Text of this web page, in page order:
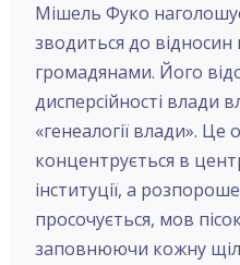
Мішель Фуко
зводиться до
громадянами. Його
дисперсійності влади
«генеалогії влади».
концентрується в
інституції, а
просочується, мов
заповнюючи кожну